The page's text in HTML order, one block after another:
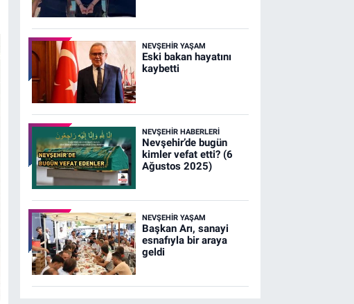
NEVŞEHIR YAŞAM
Eski bakan hayatını
kaybetti
NEVŞEHIR HABERLERI
Nevşehir’de bugün
kimler vefat etti? (6
Ağustos 2025)
NEVŞEHIR YAŞAM
Başkan Arı, sanayi
esnafıyla bir araya
geldi